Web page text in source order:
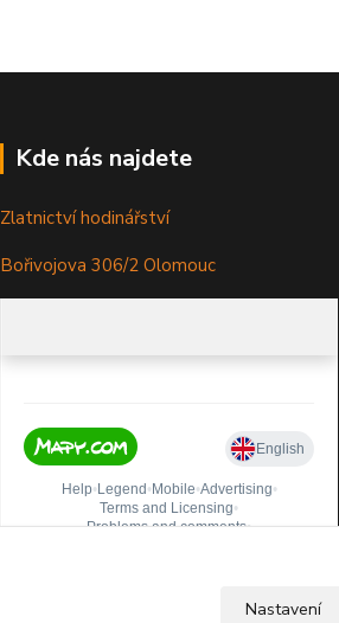
Kde nás najdete
Zlatnictví hodinářství
Bořivojova 306/2 Olomouc
Nastavení